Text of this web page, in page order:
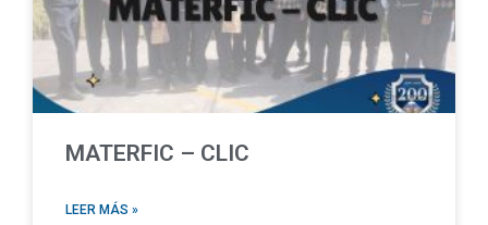
MATERFIC – CLIC
LEER MÁS »